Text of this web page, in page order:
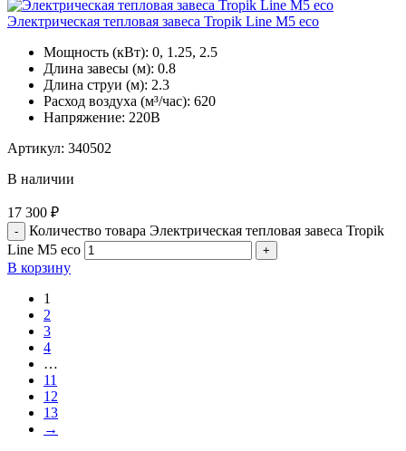
Электрическая тепловая завеса Tropik Line М5 eco
Мощность (кВт): 0, 1.25, 2.5
Длина завесы (м): 0.8
Длина струи (м): 2.3
Расход воздуха (м³/час): 620
Напряжение: 220В
Артикул: 340502
В наличии
17 300 ₽
Количество товара Электрическая тепловая завеса Tropik
Line М5 eco
В корзину
1
2
3
4
…
11
12
13
→